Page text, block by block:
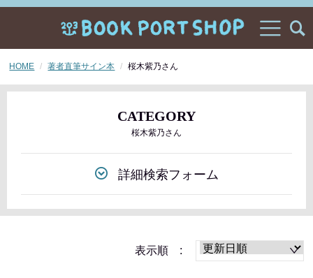
HOME 著者直筆サイン本 桜木紫乃さん
CATEGORY
桜木紫乃さん
詳細検索フォーム
表示順 :